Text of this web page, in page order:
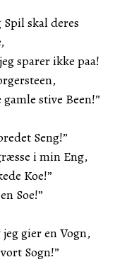
skal deres
sparer ikke paa!
stive Been!”
Seng!”
i min Eng,
Koe!”
Soe!”
gier en Vogn,
Sogn!”